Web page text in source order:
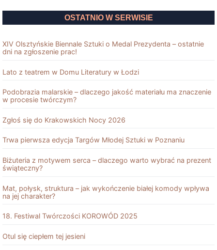
OSTATNIO W SERWISIE
XIV Olsztyńskie Biennale Sztuki o Medal Prezydenta – ostatnie
dni na zgłoszenie prac!
Lato z teatrem w Domu Literatury w Łodzi
Podobrazia malarskie – dlaczego jakość materiału ma znaczenie
w procesie twórczym?
Zgłoś się do Krakowskich Nocy 2026
Trwa pierwsza edycja Targów Młodej Sztuki w Poznaniu
Biżuteria z motywem serca – dlaczego warto wybrać na prezent
świąteczny?
Mat, połysk, struktura – jak wykończenie białej komody wpływa
na jej charakter?
18. Festiwal Twórczości KOROWÓD 2025
Otul się ciepłem tej jesieni